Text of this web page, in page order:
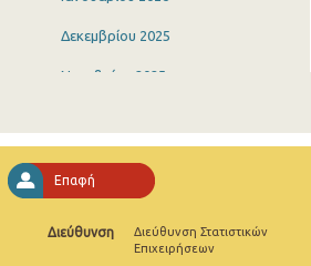
Δεκεμβρίου 2025
Νοεμβρίου 2025
Αυγούστου 2025
Ιουλίου 2025
Επαφή
Διεύθυνση
Διεύθυνση Στατιστικών
Επιχειρήσεων